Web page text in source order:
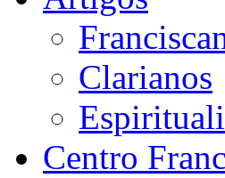
Clarianos
Centro